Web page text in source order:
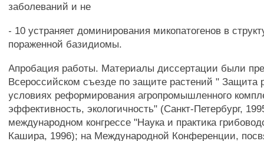
заболеваний и не
- 10 устраняет доминирования микопатогенов в
пораженной базидиомы.
Апробация работы. Материалы диссертации были
Всероссийском съезде по защите растений " Защита
условиях реформирования агропромышленного
эффективность, экологичность" (Санкт-Петербург,
международном конгрессе "Наука и практика
Кашира, 1996); на Международной Конференции,